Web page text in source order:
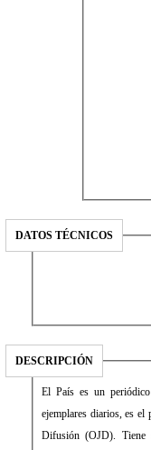
DATOS TÉCNICOS
DESCRIPCIÓN
El País es un periódico español, redactado íntegramente
ejemplares diarios, es el periódico no
Difusión (OJD). Tiene su sede social y redacción central en Madrid, aunque cuenta con